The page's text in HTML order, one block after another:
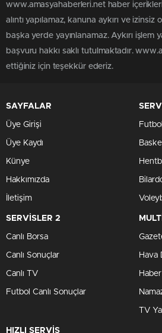
www.amasyahaberleri.net haber
alıntı yapılamaz, kanuna aykırı ve
başka yerde yayınlanamaz. Aykırı işlem
başvuru hakkı saklı tutulmaktadır.
ettiğiniz için teşekkür ederiz.
SAYFALAR
Üye Girişi
Üye Kaydı
Künye
Hakkımızda
İletişim
SERVİSLER 2
Canlı Borsa
Canlı Sonuçlar
Canlı TV
Futbol Canlı Sonuçlar
Hava
TV
HIZLI SERVİS